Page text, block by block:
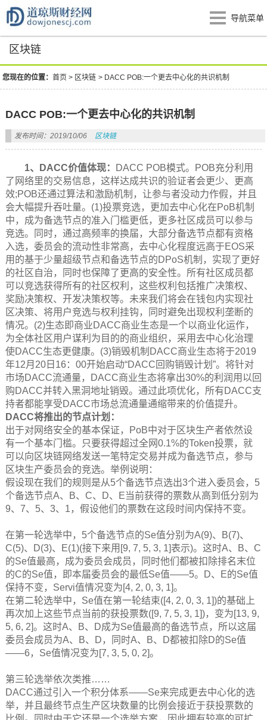
导航菜单
区块链
您现在的位置：首页 > 区块链 > DACC POB:一个更去中心化的共识机制
DACC POB:一个更去中心化的共识机制
发布时间：2019/10/06 区块链
1、DACC价值体现：
DACC POB模式。POB充分利用
了网络里的交易信息，这样达成共识的验证者会更少、更高
效;POB还通过算法和激励机制，让参与者没动力作假，并且
会大幅提升吞吐量。(1)投票竞选，更加去中心化在PoB机制
中，成为备选节点的准入门槛更低，更多社区成员可以参与
竞选。同时，通过高频率的换届，大部分备选节点都有资格
入选，委员会的流动性非常高，去中心化程度远高于EOS采
用的基于少量超级节点和备选节点的DPoS机制，实现了更好
的社区自治，同时也保障了更高的安全性。所有社区成员都
可以竞选获得所有的社区权利，这些权利包括推广决策权、
奖励决策权、开发决策权等。未来我们将会在钱包内实现社
区决策、将用户竞选与权利挂钩，同时避免出现权利垄断的
情况。(2)生态即商业DACC商业生态是一个以商业化运作，
为全体社区用户谋利为目的的商业组织，采用去中心化治理
使DACC生态更健康。(3)销毁机制DACC商业生态将于2019
年12月20日16：00开始启动“DACC回购销毁计划”。将针对
市场DACC流通量，DACC商业生态将拿出30%的利润用以回
购DACC并转入黑洞地址销毁。通过此项优化，所有DACC支
持者都能享受DACC市场总流通量通缩带来的价值提升。
DACC将推出的节点计划：
出于对网络安全的基本保证，PoB中对于区块生产者依然设
有一个基本门槛。只要获得超过全网0.1%的Token投票，就
可以向区块链网络发送一笔特定交易并成为备选节点，参与
区块生产委员会的竞选。举例说明：
假设现在我们的规则是从5个备选节点选出3个进入委员会，5
个备选节点A、B、C、D、E当前获得的票数从高到低分别为
9、7、5、3、1，假设他们的票数在这段时间内保持不变。
在第一轮选举中，5个备选节点的Se值分别为A(9)、B(7)、
C(5)、D(3)、E(1)(接下来用[9, 7, 5, 3, 1]表示)。这时A、B、C
的Se值最高，成为委员会成员，同时他们都被扣除排名末位
的C的Se值，即本届委员会的最低Se值——5。D、E的Se值
保持不变，Servi值情况变为[4, 2, 0, 3, 1]。
在第二轮选举中，Se值在第一轮结束([4, 2, 0, 3, 1])的基础上
再次加上这些节点当前的获投票数([9, 7, 5, 3, 1])，变为[13, 9,
5, 6, 2]。这时A、B、D成为Se值最高的备选节点，所以这届
委员会成员为A、B、D，同时A、B、D都被扣除D的Se值
——6，Se值情况变为[7, 3, 5, 0, 2]。
第三轮选举依次类推……
DACC通过引入一个积分体系——Se来完成更去中心化的选
举，并且最终节点生产区块数量的比例会接近于获投票数的